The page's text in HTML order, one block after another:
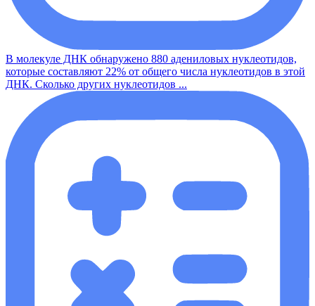
В молекуле ДНК обнаружено 880 адениловых нуклеотидов,
которые составляют 22% от общего числа нуклеотидов в этой
ДНК. Сколько других нуклеотидов ...